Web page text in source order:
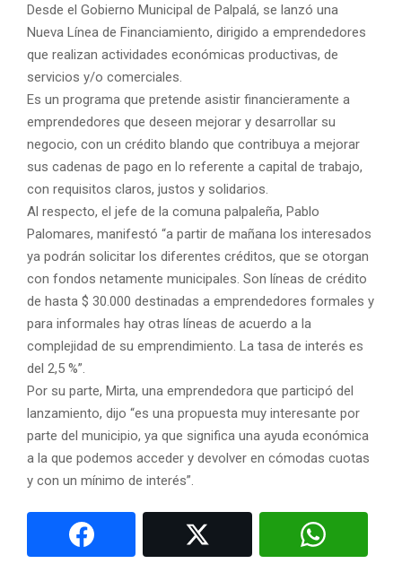
Desde el Gobierno Municipal de Palpalá, se lanzó una
Nueva Línea de Financiamiento, dirigido a emprendedores
que realizan actividades económicas productivas, de
servicios y/o comerciales.
Es un programa que pretende asistir financieramente a
emprendedores que deseen mejorar y desarrollar su
negocio, con un crédito blando que contribuya a mejorar
sus cadenas de pago en lo referente a capital de trabajo,
con requisitos claros, justos y solidarios.
Al respecto, el jefe de la comuna palpaleña, Pablo
Palomares, manifestó “a partir de mañana los interesados
ya podrán solicitar los diferentes créditos, que se otorgan
con fondos netamente municipales. Son líneas de crédito
de hasta $ 30.000 destinadas a emprendedores formales y
para informales hay otras líneas de acuerdo a la
complejidad de su emprendimiento. La tasa de interés es
del 2,5 %”.
Por su parte, Mirta, una emprendedora que participó del
lanzamiento, dijo “es una propuesta muy interesante por
parte del municipio, ya que significa una ayuda económica
a la que podemos acceder y devolver en cómodas cuotas
y con un mínimo de interés”.